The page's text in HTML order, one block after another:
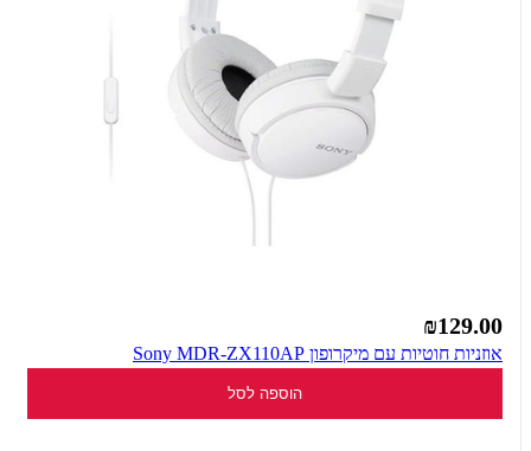
₪129.00
אוזניות חוטיות עם מיקרופון Sony MDR-ZX110AP
הוספה לסל